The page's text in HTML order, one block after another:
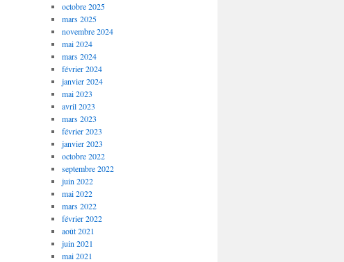
octobre 2025
mars 2025
novembre 2024
mai 2024
mars 2024
février 2024
janvier 2024
mai 2023
avril 2023
mars 2023
février 2023
janvier 2023
octobre 2022
septembre 2022
juin 2022
mai 2022
mars 2022
février 2022
août 2021
juin 2021
mai 2021